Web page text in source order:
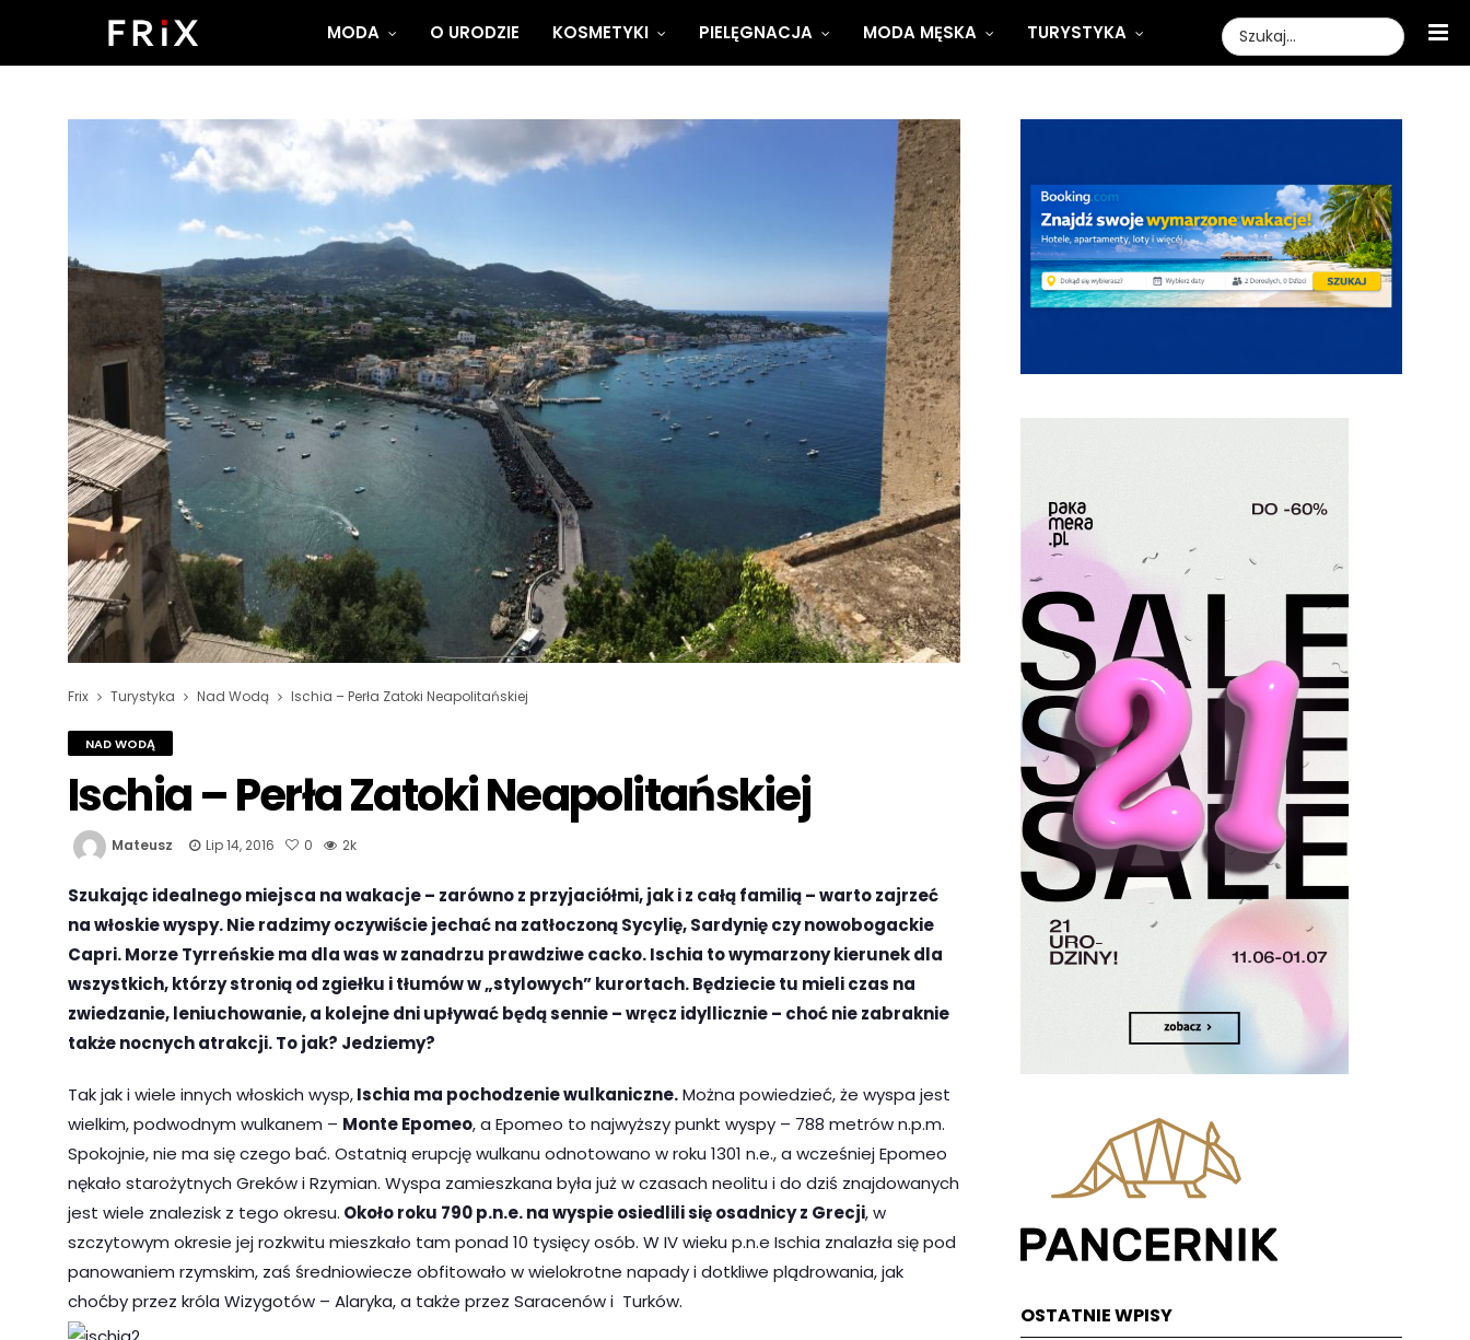
MODA O URODZIE KOSMETYKI PIELĘGNACJA MODA MĘSKA TURYSTYKA
Frix Turystyka Nad Wodą Ischia – Perła Zatoki Neapolitańskiej
NAD WODĄ
Ischia – Perła Zatoki Neapolitańskiej
Mateusz Lip 14, 2016 0 2k
Szukając idealnego miejsca na wakacje – zarówno z przyjaciółmi, jak i z całą familią – warto zajrzeć
na włoskie wyspy. Nie radzimy oczywiście jechać na zatłoczoną Sycylię, Sardynię czy nowobogackie
Capri. Morze Tyrreńskie ma dla was w zanadrzu prawdziwe cacko. Ischia to wymarzony kierunek dla
wszystkich, którzy stronią od zgiełku i tłumów w „stylowych” kurortach. Będziecie tu mieli czas na
zwiedzanie, leniuchowanie, a kolejne dni upływać będą sennie – wręcz idyllicznie – choć nie zabraknie
także nocnych atrakcji. To jak? Jedziemy?
Tak jak i wiele innych włoskich wysp,Ischia ma pochodzenie wulkaniczne.Można powiedzieć, że wyspa jest
wielkim, podwodnym wulkanem – Monte Epomeo, a Epomeo to najwyższy punkt wyspy – 788 metrów n.p.m.
Spokojnie, nie ma się czego bać. Ostatnią erupcję wulkanu odnotowano w roku 1301 n.e., a wcześniej Epomeo
nękało starożytnych Greków i Rzymian. Wyspa zamieszkana była już w czasach neolitu i do dziś znajdowanych
jest wiele znalezisk z tego okresu. Około roku 790 p.n.e. na wyspie osiedlili się osadnicy z Grecji, w
szczytowym okresie jej rozkwitu mieszkało tam ponad 10 tysięcy osób. W IV wieku p.n.e Ischia znalazła się pod
panowaniem rzymskim, zaś średniowiecze obfitowało w wielokrotne napady i dotkliwe plądrowania, jak
choćby przez króla Wizygotów – Alaryka, a także przez Saracenów i Turków.
OSTATNIE WPISY